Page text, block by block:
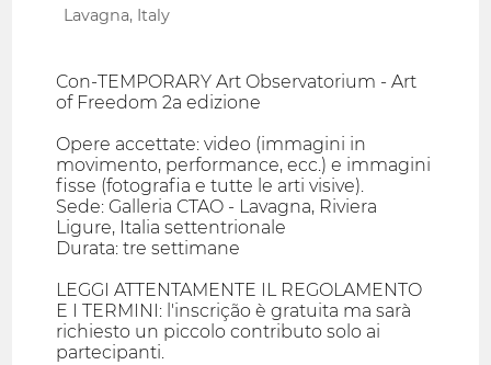
Lavagna, Italy
Con-TEMPORARY Art Observatorium - Art
of Freedom 2a edizione
Opere accettate: video (immagini in
movimento, performance, ecc.) e immagini
fisse (fotografia e tutte le arti visive).
Sede: Galleria CTAO - Lavagna, Riviera
Ligure, Italia settentrionale
Durata: tre settimane
LEGGI ATTENTAMENTE IL REGOLAMENTO
E I TERMINI: l'inscrição è gratuita ma sarà
richiesto un piccolo contributo solo ai
partecipanti.